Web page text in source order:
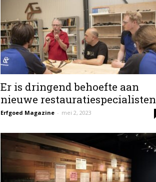
Er is dringend behoefte aan
nieuwe restauratiespecialisten
Erfgoed Magazine - mei 2, 2023